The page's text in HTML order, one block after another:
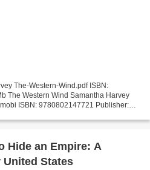
The-Western-Wind.pdf ISBN:
The Western Wind Samantha Harvey
ISBN: 9780802147721 Publisher:
Hide an Empire: A
States